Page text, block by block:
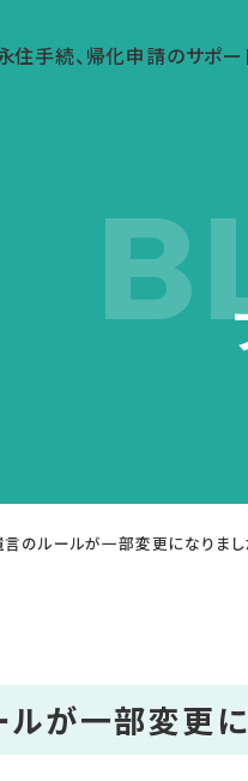
のルールが一部変更になりまし
が一部変更に